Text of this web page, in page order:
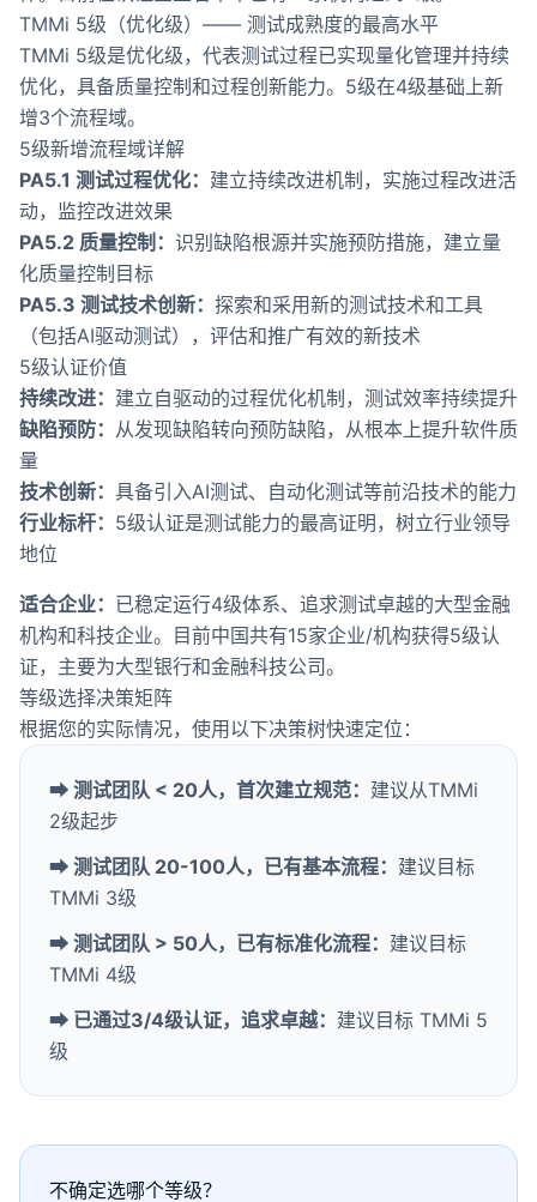
TMMi 5级（优化级）—— 测试成熟度的最高水平
TMMi 5级是优化级，代表测试过程已实现量化管理并持续
优化，具备质量控制和过程创新能力。5级在4级基础上新
增3个流程域。
5级新增流程域详解
PA5.1 测试过程优化： 建立持续改进机制，实施过程改进活
动，监控改进效果
PA5.2 质量控制： 识别缺陷根源并实施预防措施，建立量
化质量控制目标
PA5.3 测试技术创新： 探索和采用新的测试技术和工具
（包括AI驱动测试），评估和推广有效的新技术
5级认证价值
持续改进： 建立自驱动的过程优化机制，测试效率持续提升
缺陷预防： 从发现缺陷转向预防缺陷，从根本上提升软件质
量
技术创新： 具备引入AI测试、自动化测试等前沿技术的能力
行业标杆： 5级认证是测试能力的最高证明，树立行业领导
地位
适合企业： 已稳定运行4级体系、追求测试卓越的大型金融
机构和科技企业。目前中国共有15家企业/机构获得5级认
证，主要为大型银行和金融科技公司。
等级选择决策矩阵
根据您的实际情况，使用以下决策树快速定位：
➡ 测试团队 < 20人，首次建立规范： 建议从TMMi
2级起步
➡ 测试团队 20-100人，已有基本流程： 建议目标
TMMi 3级
➡ 测试团队 > 50人，已有标准化流程： 建议目标
TMMi 4级
➡ 已通过3/4级认证，追求卓越： 建议目标 TMMi 5
级
不确定选哪个等级？